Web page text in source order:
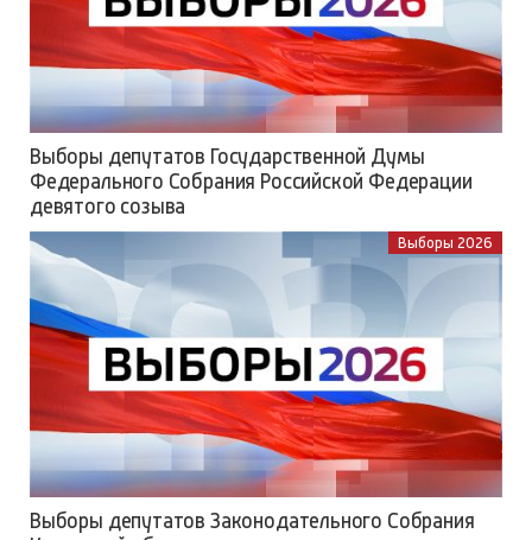
Выборы депутатов Государственной Думы
Федерального Собрания Российской Федерации
девятого созыва
Выборы 2026
Выборы депутатов Законодательного Собрания